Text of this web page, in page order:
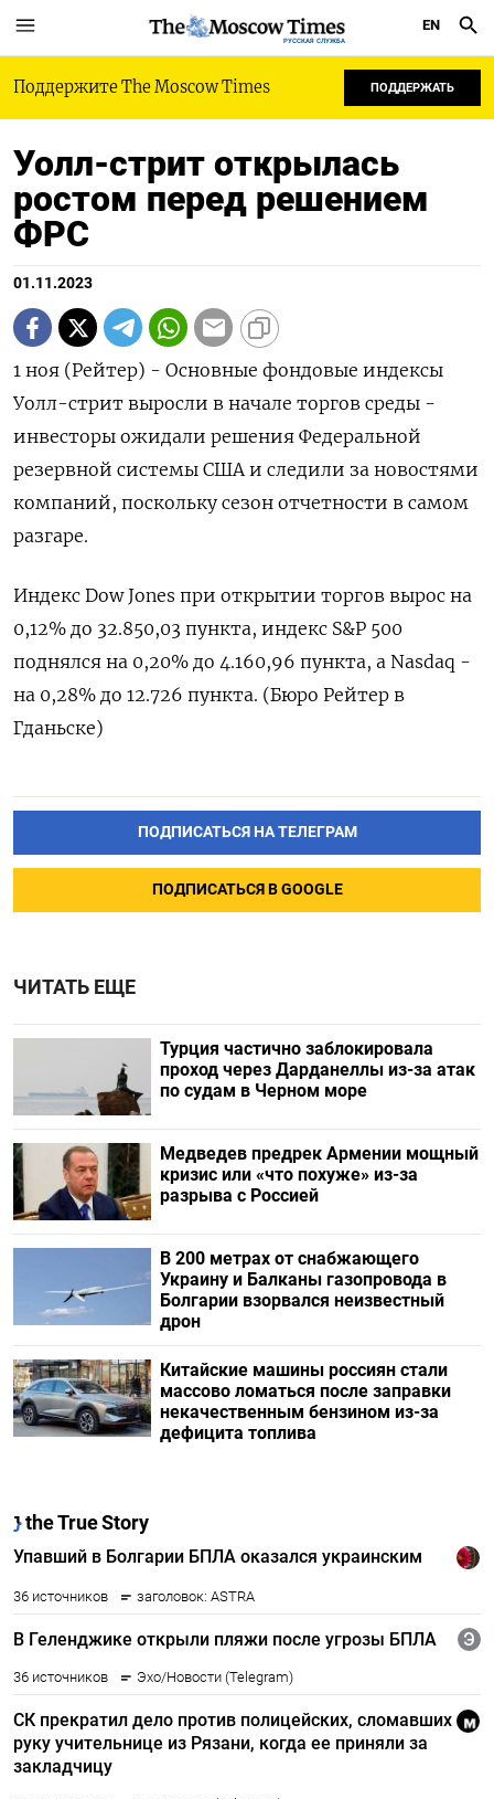
РУССКАЯ СЛУЖБА
EN
Поддержите The Moscow Times ПОДДЕРЖАТЬ
Уолл-стрит открылась
ростом перед решением
ФРС
01.11.2023
1 ноя (Рейтер) - Основные фондовые индексы
Уолл-стрит выросли в начале торгов среды -
инвесторы ожидали решения Федеральной
резервной системы США и следили за новостями
компаний, поскольку сезон отчетности в самом
разгаре.
Индекс Dow Jones при открытии торгов вырос на
0,12% до 32.850,03 пункта, индекс S&P 500
поднялся на 0,20% до 4.160,96 пункта, а Nasdaq -
на 0,28% до 12.726 пункта. (Бюро Рейтер в
Гданьске)
ПОДПИСАТЬСЯ НА ТЕЛЕГРАМ
ПОДПИСАТЬСЯ В GOOGLE
ЧИТАТЬ ЕЩЕ
Турция частично заблокировала
проход через Дарданеллы из-за атак
по судам в Черном море
Медведев предрек Армении мощный
кризис или «что похуже» из-за
разрыва с Россией
В 200 метрах от снабжающего
Украину и Балканы газопровода в
Болгарии взорвался неизвестный
дрон
Китайские машины россиян стали
массово ломаться после заправки
некачественным бензином из-за
дефицита топлива